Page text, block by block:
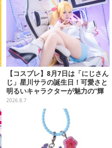
【コスプレ】8月7日は「にじさん
じ」星川サラの誕生日！可愛さと
明るいキャラクターが魅力の“輝
く一番星”な美女レイヤーまとめ
【写真40枚】
2026.8.7